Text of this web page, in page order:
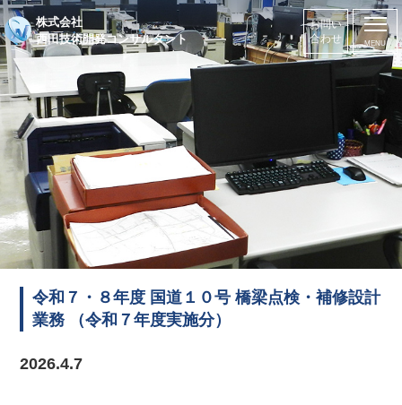
株式会社
西田技術開発コンサルタント
お問い
合わせ
令和７・８年度 国道１０号 橋梁点検・補修設計
業務 （令和７年度実施分）
2026.4.7